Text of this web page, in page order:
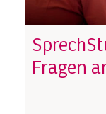
Fragen